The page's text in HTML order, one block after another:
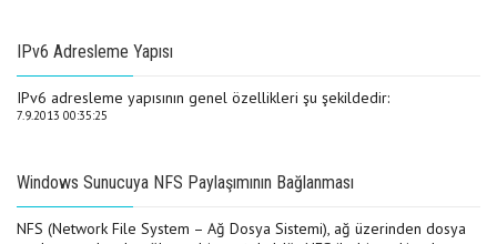
IPv6 Adresleme Yapısı
IPv6 adresleme yapısının genel özellikleri şu şekildedir:
7.9.2013 00:35:25
Windows Sunucuya NFS Paylaşımının Bağlanması
NFS (Network File System – Ağ Dosya Sistemi), ağ üzerinden dosya